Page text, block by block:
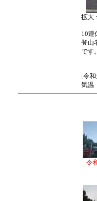
拡大 :
10連
登山
です。
[令
気
令